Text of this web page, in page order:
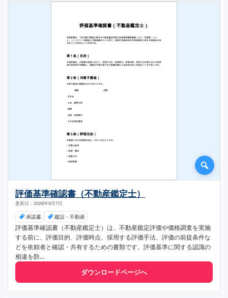
評価基準確認書（不動産鑑定士）
更新日：2026年8月7日
承諾書 建設・不動産
評価基準確認書（不動産鑑定士）は、不動産鑑定評価や価格調査を実施
する前に、評価目的、評価時点、採用する評価手法、評価の前提条件な
どを依頼者と確認・共有するための書類です。評価基準に関する認識の
相違を防...
ダウンロードページへ